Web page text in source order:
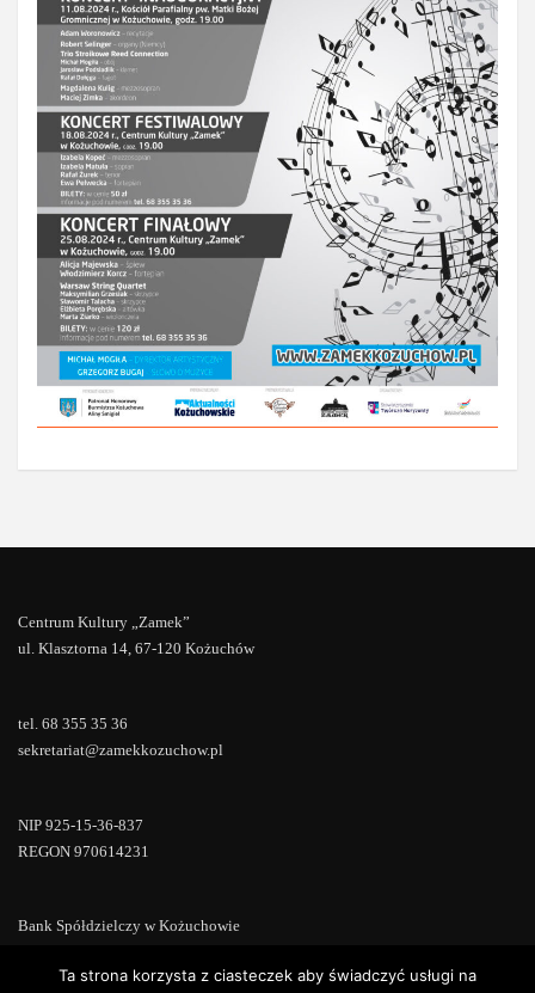
Centrum Kultury „Zamek”
ul. Klasztorna 14, 67-120 Kożuchów
tel. 68 355 35 36
sekretariat@zamekkozuchow.pl
NIP 925-15-36-837
REGON 970614231
Bank Spółdzielczy w Kożuchowie
Ta strona korzysta z ciasteczek aby świadczyć usługi na